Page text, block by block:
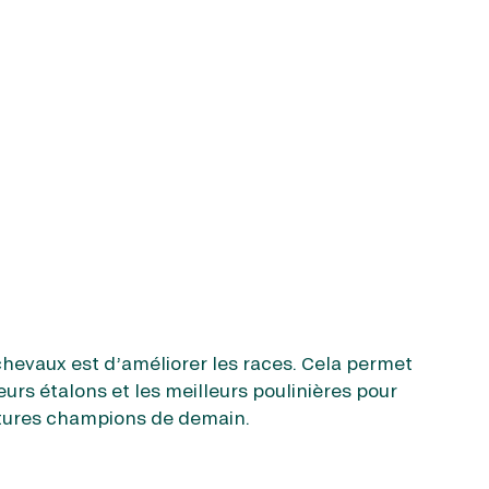
est d’améliorer les races. Cela permet
étalons et les meilleurs poulinières pour
champions de demain.
des « chevaux de selle » dans des
sont reconvertis dans d’autres disciplines